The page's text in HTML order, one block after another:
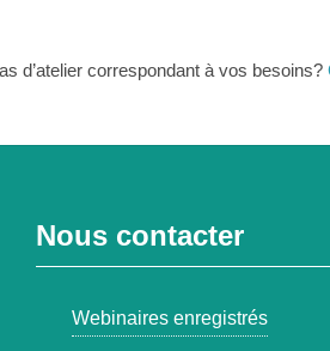
d’atelier correspondant à vos besoins?
Nous contacter
Webinaires enregistrés